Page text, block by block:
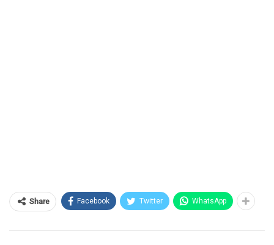
Share Facebook Twitter WhatsApp